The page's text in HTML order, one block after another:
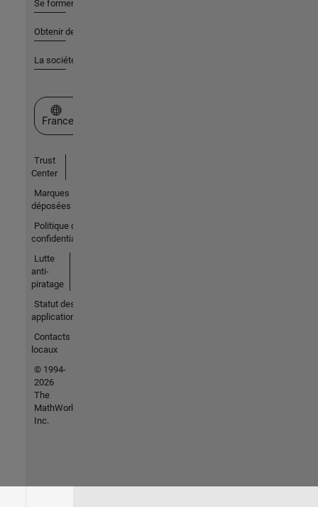
Se former
Obtenir de l'aide
La société
Sélectionner un site web
France
Trust
Center
Marques
déposées
Politique de
confidentialité
Lutte
anti-
piratage
Statut des
applications
Contacts
locaux
© 1994-
2026
The
MathWorks,
Inc.